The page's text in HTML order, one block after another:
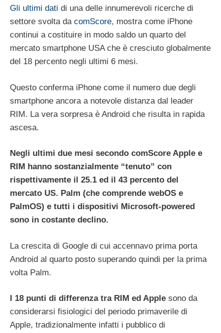
Gli ultimi dati di una delle innumerevoli ricerche di
settore svolta da comScore, mostra come iPhone
continui a costituire in modo saldo un quarto del
mercato smartphone USA che è cresciuto globalmente
del 18 percento negli ultimi 6 mesi.
Questo conferma iPhone come il numero due degli
smartphone ancora a notevole distanza dal leader
RIM. La vera sorpresa è Android che risulta in rapida
ascesa.
Negli ultimi due mesi secondo comScore Apple e
RIM hanno sostanzialmente “tenuto” con
rispettivamente il 25.1 ed il 43 percento del
mercato US. Palm (che comprende webOS e
PalmOS) e tutti i dispositivi Microsoft-powered
sono in costante declino.
La crescita di Google di cui accennavo prima porta
Android al quarto posto superando quindi per la prima
volta Palm.
I 18 punti di differenza tra RIM ed Apple sono da
considerarsi fisiologici del periodo primaverile di
Apple, tradizionalmente infatti i pubblico di